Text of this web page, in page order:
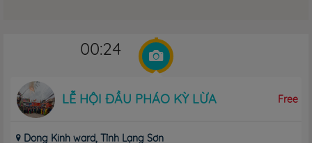
00:24
LỄ HỘI ĐẦU PHÁO KỲ LỪA Free
Dong Kinh ward, Tỉnh Lạng Sơn